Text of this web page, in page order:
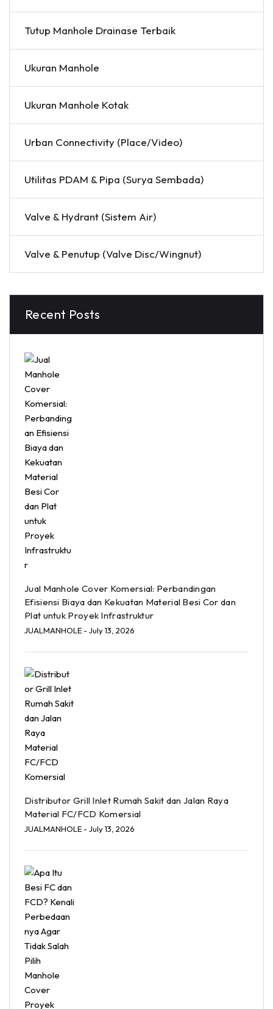
Tutup Manhole Drainase Terbaik
Ukuran Manhole
Ukuran Manhole Kotak
Urban Connectivity (Place/Video)
Utilitas PDAM & Pipa (Surya Sembada)
Valve & Hydrant (Sistem Air)
Valve & Penutup (Valve Disc/Wingnut)
Recent Posts
Jual Manhole Cover Komersial: Perbandingan
Efisiensi Biaya dan Kekuatan Material Besi Cor dan
Plat untuk Proyek Infrastruktur
JUALMANHOLE - July 13, 2026
Distributor Grill Inlet Rumah Sakit dan Jalan Raya
Material FC/FCD Komersial
JUALMANHOLE - July 13, 2026